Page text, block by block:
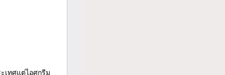
ทศแต่ไอศกรีม